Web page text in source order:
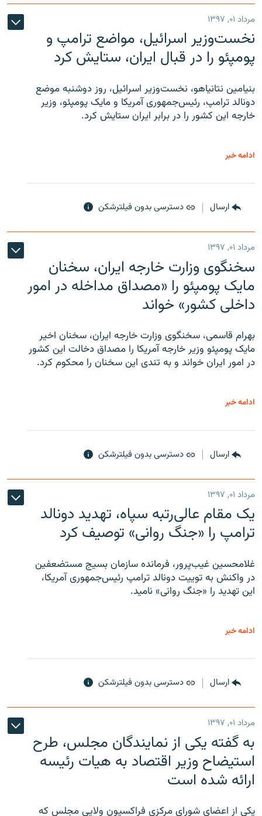
مرداد ۰۱, ۱۳۹۷
نخست‌وزیر اسرائیل، مواضع ترامپ و
پومپئو را در قبال ایران، ستایش کرد
بنیامین نتانیاهو، نخست‌وزیر اسرائیل، روز دوشنبه موضع
دونالد ترامپ، رئیس‌جمهوری آمریکا و مایک پومپئو، وزیر
خارجه این کشور را در برابر ایران ستایش کرد.
ادامه خبر
ارسال دسترسی بدون فیلترشکن
مرداد ۰۱, ۱۳۹۷
سخنگوی وزارت خارجه ایران، سخنان
مایک پومپئو را «مصداق مداخله در امور
داخلی کشور» خواند
بهرام قاسمی، سخنگوی وزارت خارجه ایران، سخنان اخیر
مایک پومپئو وزیر خارجه آمریکا را مصداق دخالت این کشور
در امور ایران خواند و به تندی این سخنان را محکوم کرد.
ادامه خبر
ارسال دسترسی بدون فیلترشکن
مرداد ۰۱, ۱۳۹۷
یک مقام عالی‌رتبه سپاه، تهدید دونالد
ترامپ را «جنگ روانی» توصیف کرد
غلامحسین غیب‌پرور، فرمانده سازمان بسیج مستضعفین
در واکنش به توییت دونالد ترامپ رئیس‌جمهوری آمریکا،
این تهدید را «جنگ روانی» نامید.
ادامه خبر
ارسال دسترسی بدون فیلترشکن
مرداد ۰۱, ۱۳۹۷
به گفته یکی از نمایندگان مجلس، طرح
استیضاح وزیر اقتصاد به هیات رئیسه
ارائه شده است
یکی از اعضای شورای مرکزی فراکسیون ولایی مجلس که